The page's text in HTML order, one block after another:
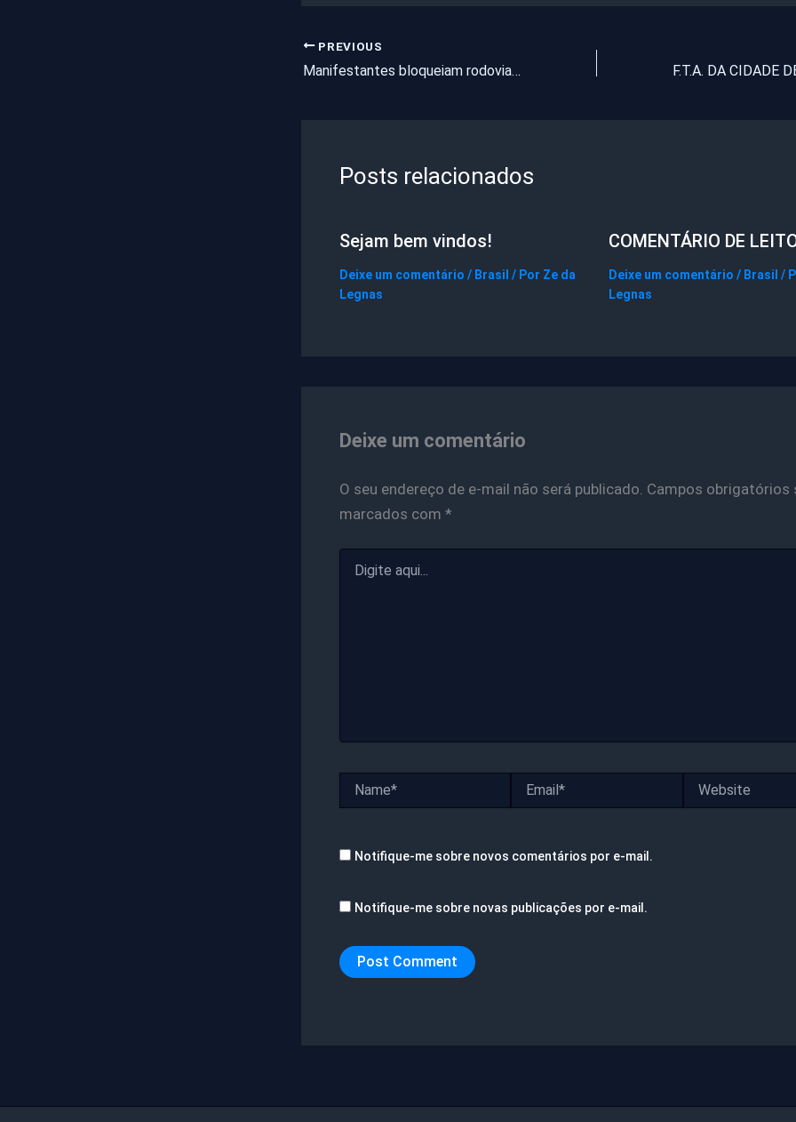
PREVIOUS
Manifestantes bloqueiam rodovia entre Choró a Quixadá-CE.
Posts relacionados
Sejam bem vindos!
Deixe um comentário / Brasil / Por Ze da
Legnas
COMENTÁRIO DE
Deixe um comentário / Brasil /
Legnas
Deixe um comentário
O seu endereço de e-mail não será publicado. Campos obrigatórios
marcados com *
aqui...
Notifique-me sobre novos comentários por e-mail.
Notifique-me sobre novas publicações por e-mail.